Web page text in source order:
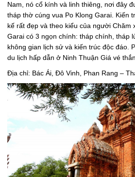
Nam, nó cổ kính và linh thiêng, nơi đây
tháp thờ cúng vua Po Klong Garai. Kiến
kế rất đẹp và theo kiểu của người Chăm
Garai có 3 ngọn chính: tháp chính, tháp
không gian lịch sử và kiến trúc độc đáo.
du lịch hấp dẫn ở Ninh Thuận Giá vé
Địa chỉ: Bác Ái, Đô Vinh, Phan Rang –